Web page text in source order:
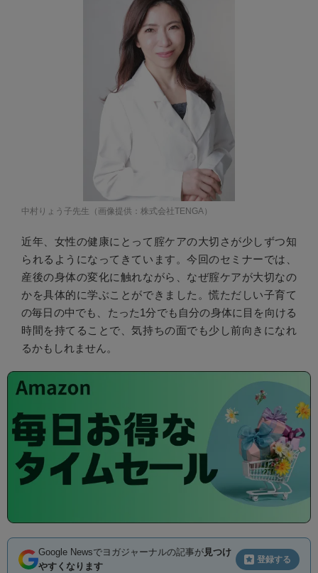
中村りょう子先生（画像提供：株式会社TENGA）
近年、女性の健康にとって腟ケアの大切さが少しずつ知
られるようになってきています。今回のセミナーでは、
産後の身体の変化に触れながら、なぜ腟ケアが大切なの
かを具体的に学ぶことができました。慌ただしい子育て
の毎日の中でも、たった1分でも自分の身体に目を向ける
時間を持てることで、気持ちの面でも少し前向きになれ
るかもしれません。
Google Newsでヨガジャーナルの記事が見つけ
やすくなります
登録する